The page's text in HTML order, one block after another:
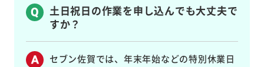
土日祝日の作業を申し込んでも大丈夫で
すか？
セブン佐賀では、年末年始などの特別休業日